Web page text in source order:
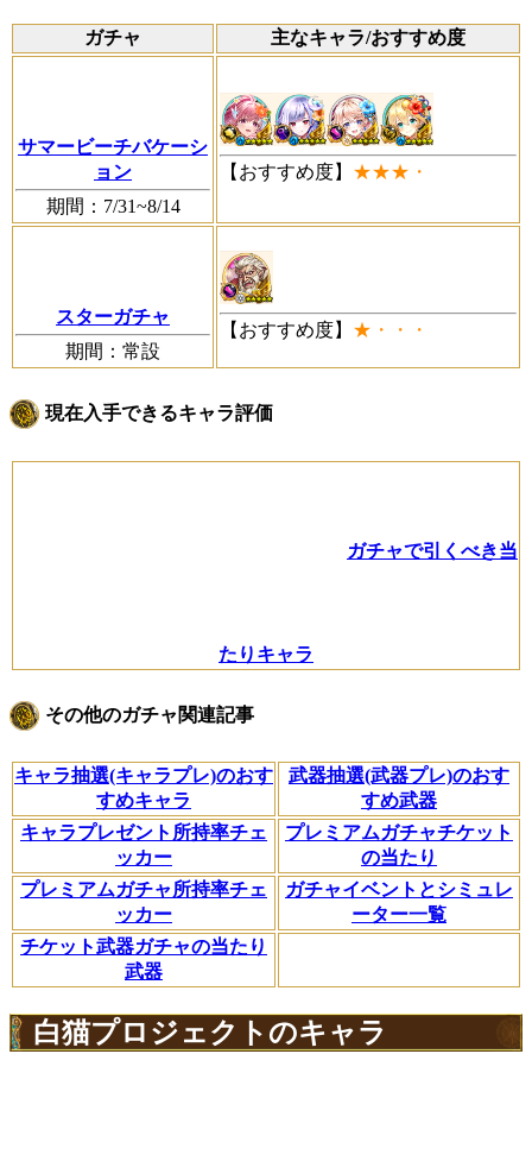
ガチャ 主なキャラ/おすすめ度
サマービーチバケーシ
ョン
期間：7/31~8/14
【おすすめ度】 ★★★・
スターガチャ
期間：常設
【おすすめ度】 ★・・・
現在入手できるキャラ評価
ガチャで引くべき当
たりキャラ
その他のガチャ関連記事
キャラ抽選(キャラプレ)のおす
すめキャラ
武器抽選(武器プレ)のおす
すめ武器
キャラプレゼント所持率チェ
ッカー
プレミアムガチャチケット
の当たり
プレミアムガチャ所持率チェ
ッカー
ガチャイベントとシミュレ
ーター一覧
チケット武器ガチャの当たり
武器
白猫プロジェクトのキャラ